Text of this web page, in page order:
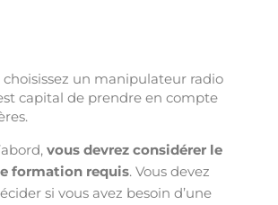
choisissez un manipulateur radio
capital de prendre en compte
vous devrez considérer le
formation requis. Vous devez
si vous avez besoin d’une